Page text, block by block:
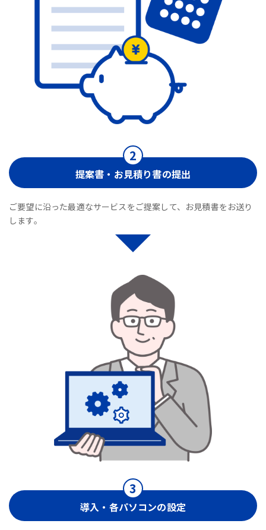
提案書・お見積り書の提出
ご要望に沿った最適なサービスをご提案して、お見積書をお送り
します。
導入・各パソコンの設定